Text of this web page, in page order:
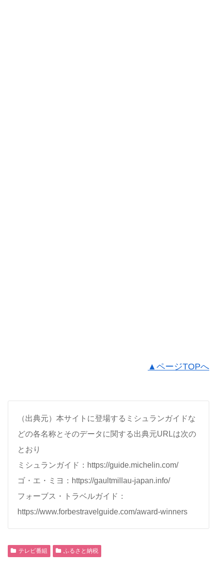
▲ページTOPへ
（出典元）本サイトに登場するミシュランガイドな
どの各名称とそのデータに関する出典元URLは次の
とおり
ミシュランガイド：https://guide.michelin.com/
ゴ・エ・ミヨ：https://gaultmillau-japan.info/
フォーブス・トラベルガイド：
https://www.forbestravelguide.com/award-winners
テレビ番組 ふるさと納税